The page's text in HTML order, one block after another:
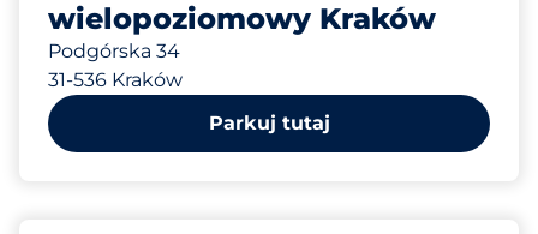
wielopoziomowy Kraków
Podgórska 34
31-536 Kraków
Parkuj tutaj